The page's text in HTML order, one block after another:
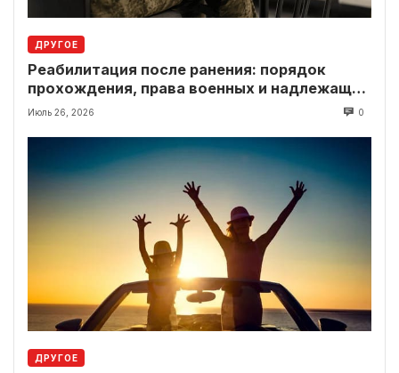
ДРУГОЕ
Реабилитация после ранения: порядок
прохождения, права военных и надлежащие
выплаты
Июль 26, 2026 0
ДРУГОЕ